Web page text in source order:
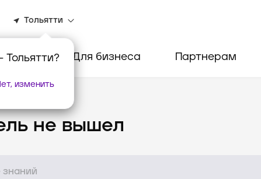
Тольятти
Тольятти?
изменить
Для бизнеса Партнерам
вопросы
не вышел